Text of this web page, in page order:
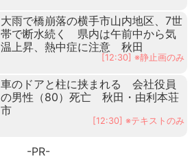
大雨で橋崩落の横手市山内地区、7世
帯で断水続く 県内は午前中から気
温上昇、熱中症に注意 秋田
[12:30] ※静止画のみ
車のドアと柱に挟まれる 会社役員
の男性（80）死亡 秋田・由利本荘
市
[12:30] ※テキストのみ
-PR-